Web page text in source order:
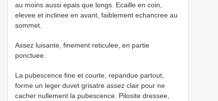
au moins aussi epais que longs. Ecaille en coin,
elevee et inclinee en avant, faiblement echancree au
sommet.
Assez luisante, finement reticulee, en partie
ponctuee.
La pubescence fine et courte, repandue partout,
forme un leger duvet grisatre assez clair pour ne
cacher nullement la pubescence. Pilosite dressee,